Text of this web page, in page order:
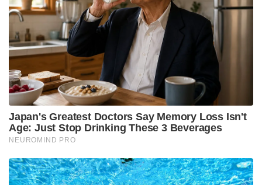
പ്രൊഡക്ഷൻ കമ്പനിയാണ് ഡൽഹി
ഹൈക്കോടതിയെ സമീപിച്ചത്. തുടർന്ന് സിനിമയുടെ
മോണിങ്, നൂൺ ഷോകൾ ക്യാൻസൽ
ചെയ്യപ്പെട്ടിരുന്നു. പ്രസ്തുത പ്രശ്‌നങ്ങൾ
പരിഹരിക്കപ്പെട്ട ശേഷം കോടതി സ്റ്റേ മാറ്റിയ ഓർഡർ
നിർമാണ കമ്പനിയായ എച്ച് ആർ പിക്‌ചേഴ്‌സിന്
ലഭിച്ചു.
https://twitter.com/i/status/1905473656823923144
Chiyaan Vikram video